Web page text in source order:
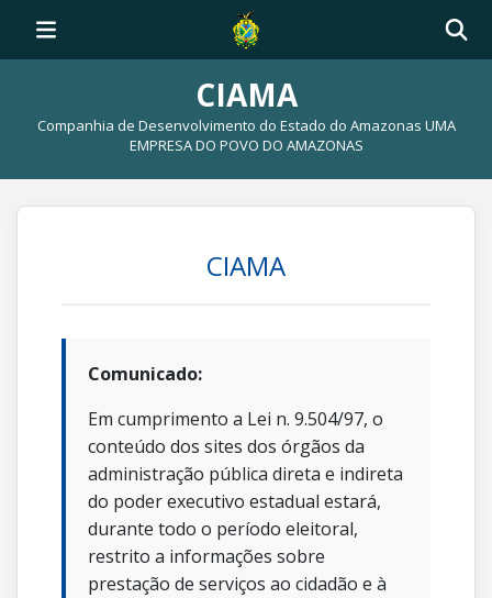
CIAMA
Companhia de Desenvolvimento do Estado do Amazonas UMA
EMPRESA DO POVO DO AMAZONAS
CIAMA
Comunicado:
Em cumprimento a Lei n. 9.504/97, o
conteúdo dos sites dos órgãos da
administração pública direta e indireta
do poder executivo estadual estará,
durante todo o período eleitoral,
restrito a informações sobre
prestação de serviços ao cidadão e à